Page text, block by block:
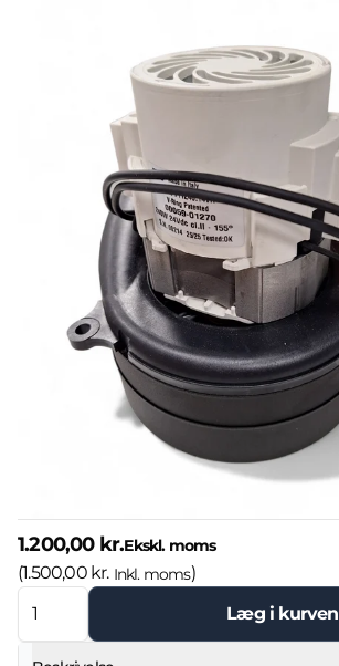
1.200,00 kr.Ekskl. moms
(1.500,00 kr. Inkl. moms)
Læg i kurven